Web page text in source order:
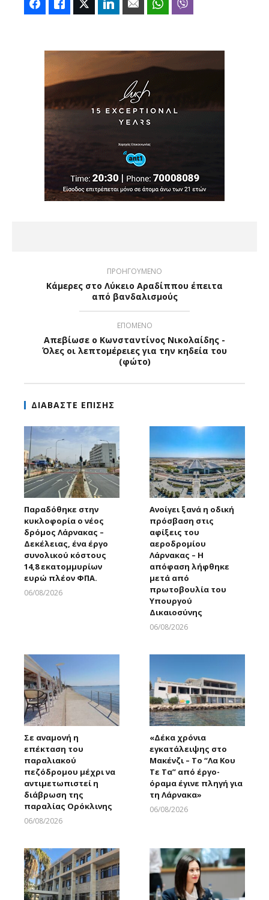
FacebookLike Twitter LinkedIn Email WhatsApp
ΠΡΟΗΓΟΥΜΕΝΟ
Κάμερες στο Λύκειο Αραδίππου έπειτα
από βανδαλισμούς
ΕΠΟΜΕΝΟ
Απεβίωσε ο Κωνσταντίνος Νικολαίδης -
Όλες οι λεπτομέρειες για την κηδεία του
(φώτο)
ΔΙΑΒΑΣΤΕ ΕΠΙΣΗΣ
Παραδόθηκε στην
κυκλοφορία ο νέος
δρόμος Λάρνακας –
Δεκέλειας, ένα έργο
συνολικού κόστους
14,8 εκατομμυρίων
ευρώ πλέον ΦΠΑ.
06/08/2026
Ανοίγει ξανά η οδική
πρόσβαση στις
αφίξεις του
αεροδρομίου
Λάρνακας – Η
απόφαση λήφθηκε
μετά από
πρωτοβουλία του
Υπουργού
Δικαιοσύνης
06/08/2026
Σε αναμονή η
επέκταση του
παραλιακού
πεζόδρομου μέχρι να
αντιμετωπιστεί η
διάβρωση της
παραλίας Ορόκλινης
06/08/2026
«Δέκα χρόνια
εγκατάλειψης στο
Μακένζι – Το “Λα Κου
Τε Τα” από έργο-
όραμα έγινε πληγή για
τη Λάρνακα»
06/08/2026